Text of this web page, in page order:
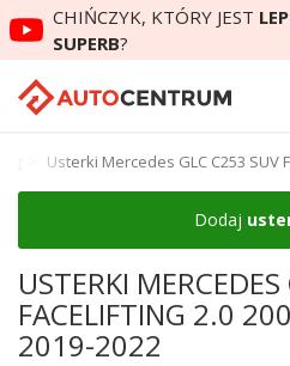
CHIŃCZYK, KTÓRY JEST
SUPERB?
Usterki Mercedes GLC C253 SUV
Dodaj
USTERKI
FACELIFTING 2.0
2019-2022